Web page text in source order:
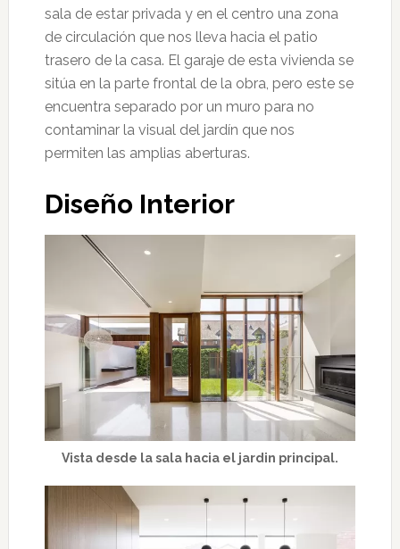
sala de estar privada y en el centro una zona
de circulación que nos lleva hacia el patio
trasero de la casa. El garaje de esta vivienda se
sitúa en la parte frontal de la obra, pero este se
encuentra separado por un muro para no
contaminar la visual del jardín que nos
permiten las amplias aberturas.
Diseño Interior
Vista desde la sala hacia el jardin principal.